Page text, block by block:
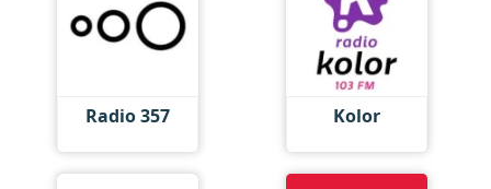
Radio 357 Kolor